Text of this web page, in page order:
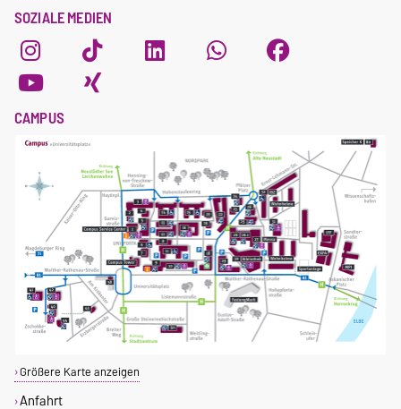
SOZIALE MEDIEN
CAMPUS
Größere Karte anzeigen
Anfahrt